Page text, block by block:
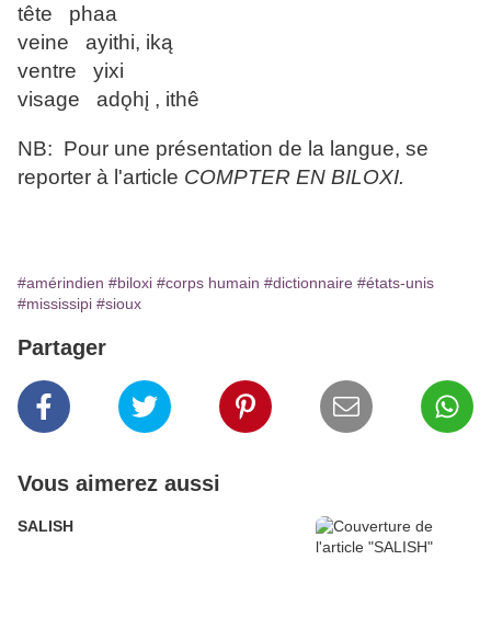
tête phaa
veine ayithi, iką
ventre yixi
visage adǫhį , ithê
NB: Pour une présentation de la langue, se
reporter à l'article COMPTER EN BILOXI.
#amérindien #biloxi #corps humain #dictionnaire #états-unis
#mississipi #sioux
Partager
Vous aimerez aussi
SALISH